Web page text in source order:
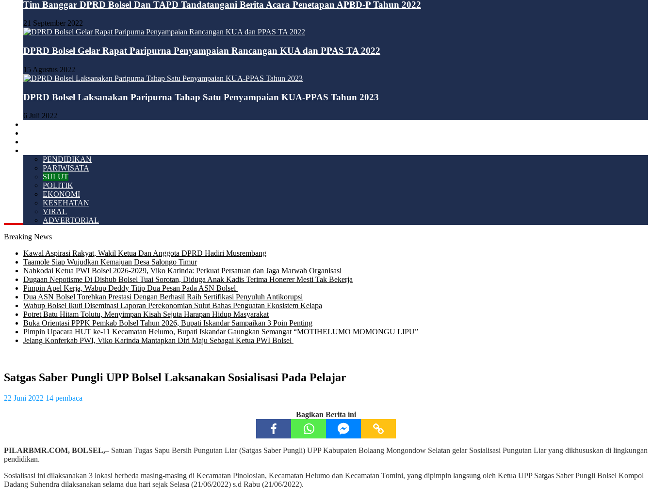
Tim Banggar DPRD Bolsel Dan TAPD Tandatangani Berita Acara Penetapan APBD-P Tahun 2022
21 September 2022
DPRD Bolsel Gelar Rapat Paripurna Penyampaian Rancangan KUA dan PPAS TA 2022
15 Agustus 2022
DPRD Bolsel Laksanakan Paripurna Tahap Satu Penyampaian KUA-PPAS Tahun 2023
6 Juli 2022
PENDIDIKAN
PARIWISATA
SULUT
POLITIK
EKONOMI
KESEHATAN
VIRAL
ADVERTORIAL
Breaking News
Kawal Aspirasi Rakyat, Wakil Ketua Dan Anggota DPRD Hadiri Musrembang
Taamole Siap Wujudkan Kemajuan Desa Salongo Timur
Nahkodai Ketua PWI Bolsel 2026-2029, Viko Karinda: Perkuat Persatuan dan Jaga Marwah Organisasi
Dugaan Nepotisme Di Dishub Bolsel Tuai Sorotan, Diduga Anak Kadis Terima Honerer Mesti Tak Bekerja
Pimpin Apel Kerja, Wabup Deddy Titip Dua Pesan Pada ASN Bolsel
Dua ASN Bolsel Torehkan Prestasi Dengan Berhasil Raih Sertifikasi Penyuluh Antikorupsi
Wabup Bolsel Ikuti Diseminasi Laporan Perekonomian Sulut Bahas Penguatan Ekosistem Kelapa
Potret Batu Hitam Tolutu, Menyimpan Kisah Sejuta Harapan Hidup Masyarakat
Buka Orientasi PPPK Pemkab Bolsel Tahun 2026, Bupati Iskandar Sampaikan 3 Poin Penting
Pimpin Upacara HUT ke-11 Kecamatan Helumo, Bupati Iskandar Gaungkan Semangat “MOTIHELUMO MOMONGU LIPU”
Jelang Konferkab PWI, Viko Karinda Mantapkan Diri Maju Sebagai Ketua PWI Bolsel
Satgas Saber Pungli UPP Bolsel Laksanakan Sosialisasi Pada Pelajar
22 Juni 2022 14 pembaca
Bagikan Berita ini
PILARBMR.COM, BOLSEL,– Satuan Tugas Sapu Bersih Pungutan Liar (Satgas Saber Pungli) UPP Kabupaten Bolaang Mongondow Selatan gelar Sosialisasi Pungutan Liar yang dikhususkan di lingkungan
pendidikan.
Sosialisasi ini dilaksanakan 3 lokasi berbeda masing-masing di Kecamatan Pinolosian, Kecamatan Helumo dan Kecamatan Tomini, yang dipimpin langsung oleh Ketua UPP Satgas Saber Pungli Bolsel Kompol
Dadang Suhendra dilaksanakan selama dua hari sejak Selasa (21/06/2022) s.d Rabu (21/06/2022).